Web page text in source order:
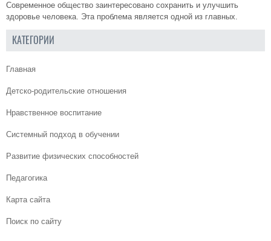
Современное общество заинтересовано сохранить и улучшить
здоровье человека. Эта проблема является одной из главных.
КАТЕГОРИИ
Главная
Детско-родительские отношения
Нравственное воспитание
Системный подход в обучении
Развитие физических способностей
Педагогика
Карта сайта
Поиск по сайту